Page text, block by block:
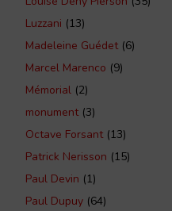
Luzzani (13)
Madeleine Guédet(6)
Marcel Marenco (9)
Mémorial (2)
monument(3)
Octave Forsant(13)
Patrick Nerisson (15)
Paul Devin (1)
Paul Dupuy (64)